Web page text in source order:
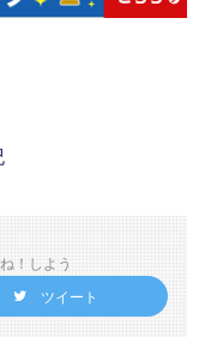
！しよう
ツイート